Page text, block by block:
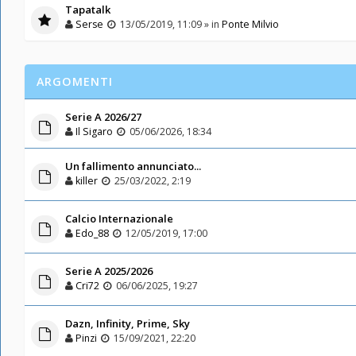
Tapatalk
Serse 13/05/2019, 11:09 » in Ponte Milvio
ARGOMENTI
Serie A 2026/27
Il Sigaro 05/06/2026, 18:34
Un fallimento annunciato...
killer 25/03/2022, 2:19
Calcio Internazionale
Edo_88 12/05/2019, 17:00
Serie A 2025/2026
Cri72 06/06/2025, 19:27
Dazn, Infinity, Prime, Sky
Pinzi 15/09/2021, 22:20